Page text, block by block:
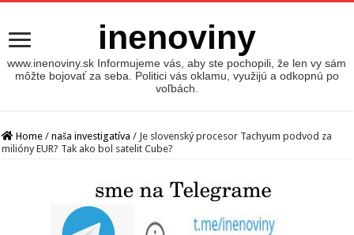
inenoviny
www.inenoviny.sk Informujeme vás, aby ste pochopili, že len vy sám
môžte bojovať za seba. Politici vás oklamu, využijú a odkopnú po
voľbách.
Home / naša investigatíva / Je slovenský procesor Tachyum podvod za
milióny EUR? Tak ako bol satelit Cube?